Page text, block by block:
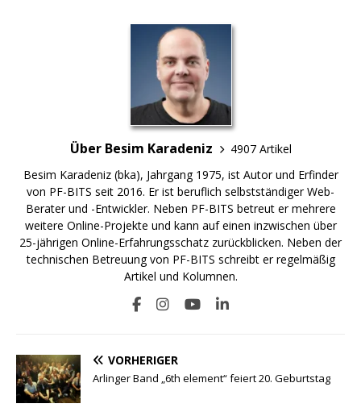
Über Besim Karadeniz
4907 Artikel
Besim Karadeniz (bka), Jahrgang 1975, ist Autor und Erfinder
von PF-BITS seit 2016. Er ist beruflich selbstständiger Web-
Berater und -Entwickler. Neben PF-BITS betreut er mehrere
weitere Online-Projekte und kann auf einen inzwischen über
25-jährigen Online-Erfahrungsschatz zurückblicken. Neben der
technischen Betreuung von PF-BITS schreibt er regelmäßig
Artikel und Kolumnen.
VORHERIGER
Arlinger Band „6th element“ feiert 20. Geburtstag